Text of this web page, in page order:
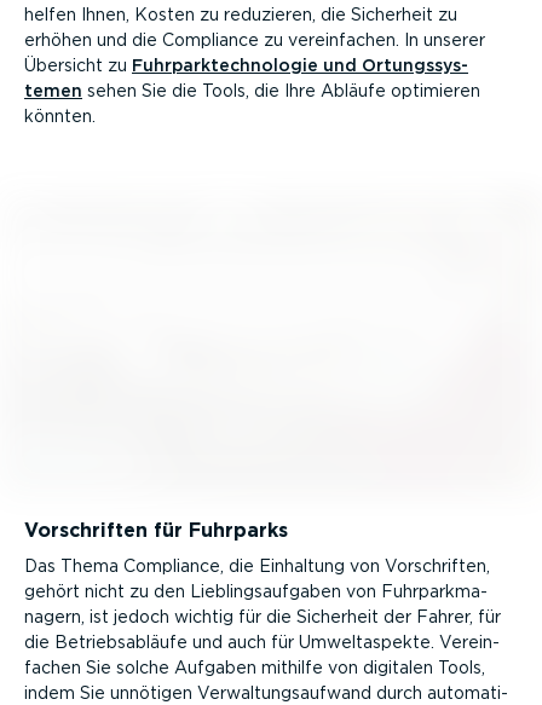
helfen Ihnen, Kosten zu reduzieren, die Sicherheit zu
erhöhen und die Compliance zu verein­fachen. In unserer
Übersicht zu Fuhrpark­tech­no­logie und Ortungs­sys­
temen sehen Sie die Tools, die Ihre Abläufe optimieren
könnten.
Vorschriften für Fuhrparks
Das Thema Compliance, die Einhaltung von Vorschriften,
gehört nicht zu den Lieblings­auf­gaben von Fuhrpark­ma­
nagern, ist jedoch wichtig für die Sicherheit der Fahrer, für
die Betriebs­ab­läufe und auch für Umwelt­as­pekte. Verein­
fachen Sie solche Aufgaben mithilfe von digitalen Tools,
indem Sie unnötigen Verwal­tungs­aufwand durch automa­ti­